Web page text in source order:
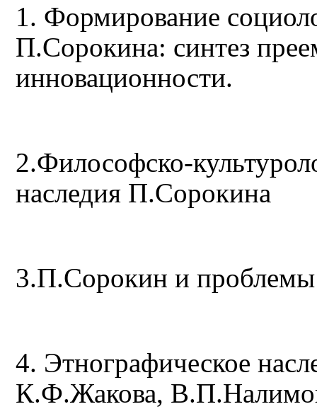
1. Формирование
П.Сорокина: синтез
инновационности.
2.Философско-
наследия П.Сорокина
3.П.Сорокин и проблемы
4. Этнографическое
К.Ф.Жакова,